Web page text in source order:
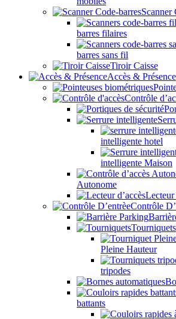
Scanner
barres filaires
barres sans fil
Tiroir Caisse
Accès & Présence
Contrôle
intelligente hotel
intelligente Maison
Autonome
Lecteur
Contrôle
Tourniquets
Pleine Hauteur
tripodes
battants